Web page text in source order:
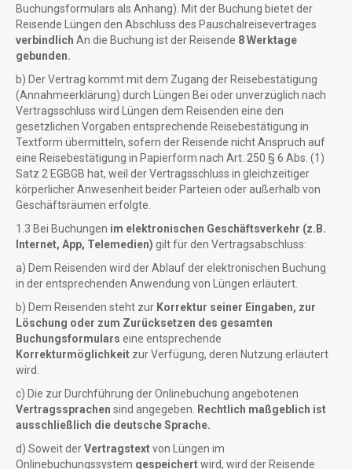
Buchungsformulars als Anhang). Mit der Buchung bietet der
Reisende Lüngen den Abschluss des Pauschalreisevertrages
verbindlich An die Buchung ist der Reisende 8 Werktage
gebunden.
b) Der Vertrag kommt mit dem Zugang der Reisebestätigung
(Annahmeerklärung) durch Lüngen Bei oder unverzüglich nach
Vertragsschluss wird Lüngen dem Reisenden eine den
gesetzlichen Vorgaben entsprechende Reisebestätigung in
Textform übermitteln, sofern der Reisende nicht Anspruch auf
eine Reisebestätigung in Papierform nach Art. 250 § 6 Abs. (1)
Satz 2 EGBGB hat, weil der Vertragsschluss in gleichzeitiger
körperlicher Anwesenheit beider Parteien oder außerhalb von
Geschäftsräumen erfolgte.
1.3 Bei Buchungen im elektronischen Geschäftsverkehr (z.B.
Internet, App, Telemedien) gilt für den Vertragsabschluss:
a) Dem Reisenden wird der Ablauf der elektronischen Buchung
in der entsprechenden Anwendung von Lüngen erläutert.
b) Dem Reisenden steht zur Korrektur seiner Eingaben, zur
Löschung oder zum Zurücksetzen des gesamten
Buchungsformulars eine entsprechende
Korrekturmöglichkeit zur Verfügung, deren Nutzung erläutert
wird.
c) Die zur Durchführung der Onlinebuchung angebotenen
Vertragssprachen sind angegeben.
Rechtlich maßgeblich ist
ausschließlich die deutsche Sprache.
d) Soweit derVertragstextvon Lüngen im
Onlinebuchungssystem gespeichertwird, wird der Reisende